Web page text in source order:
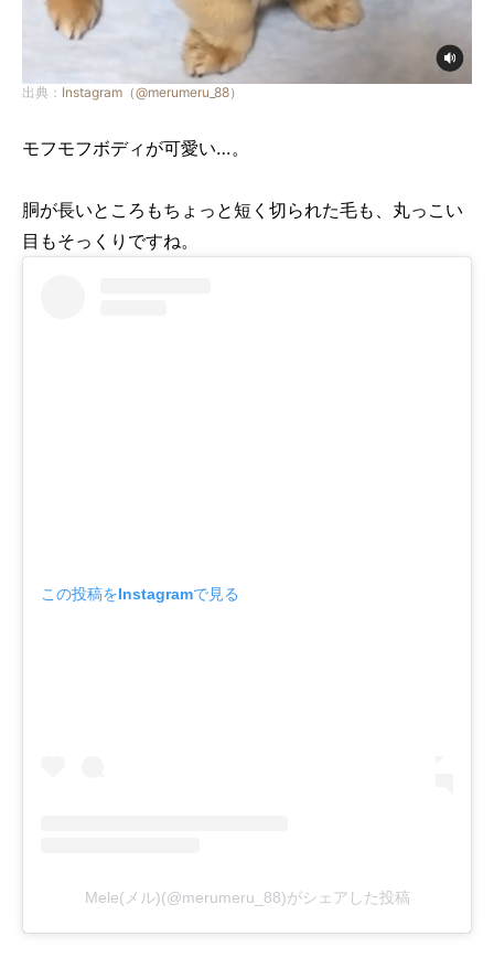
出典： Instagram（@merumeru_88）
モフモフボディが可愛い…。
胴が長いところもちょっと短く切られた毛も、丸っこい
目もそっくりですね。
この投稿をInstagramで見る
Mele(メル)(@merumeru_88)がシェアした投稿